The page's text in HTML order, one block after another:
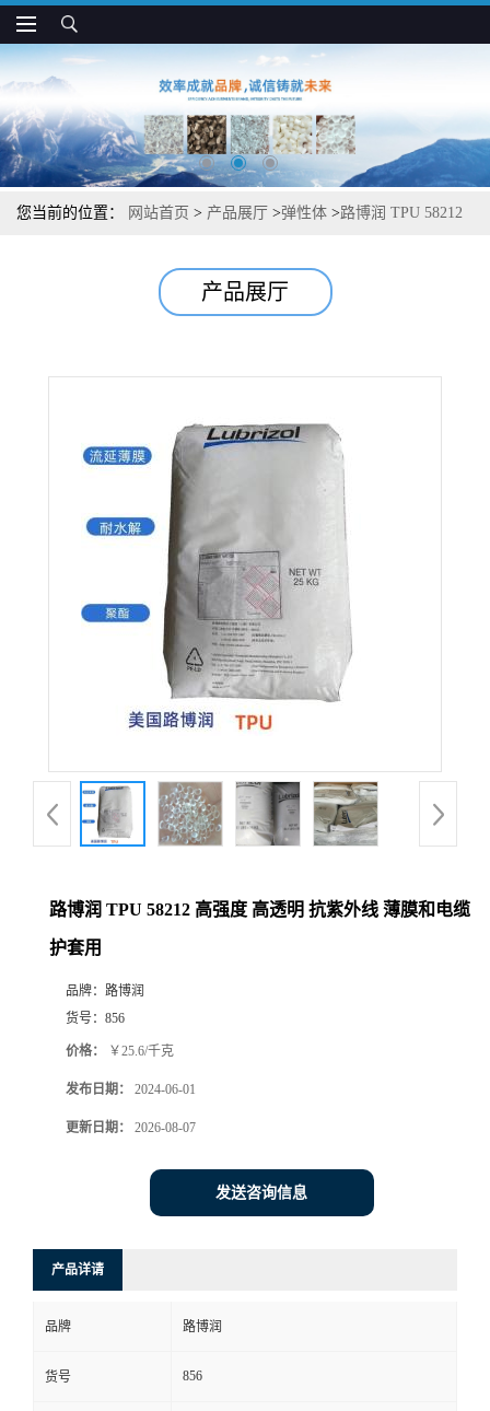
您当前的位置： 网站首页 > 产品展厅 >弹性体 >路博润 TPU 58212
产品展厅
路博润 TPU 58212 高强度 高透明 抗紫外线 薄膜和电缆
护套用
品牌： 路博润
货号： 856
价格： ￥25.6/千克
发布日期： 2024-06-01
更新日期： 2026-08-07
发送咨询信息
产品详请
品牌 路博润
货号 856